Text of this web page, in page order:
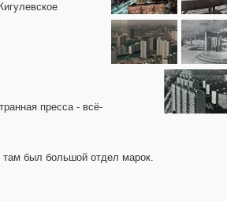
пресса - всё-
был большой отдел марок.